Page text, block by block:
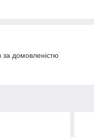
домовленістю